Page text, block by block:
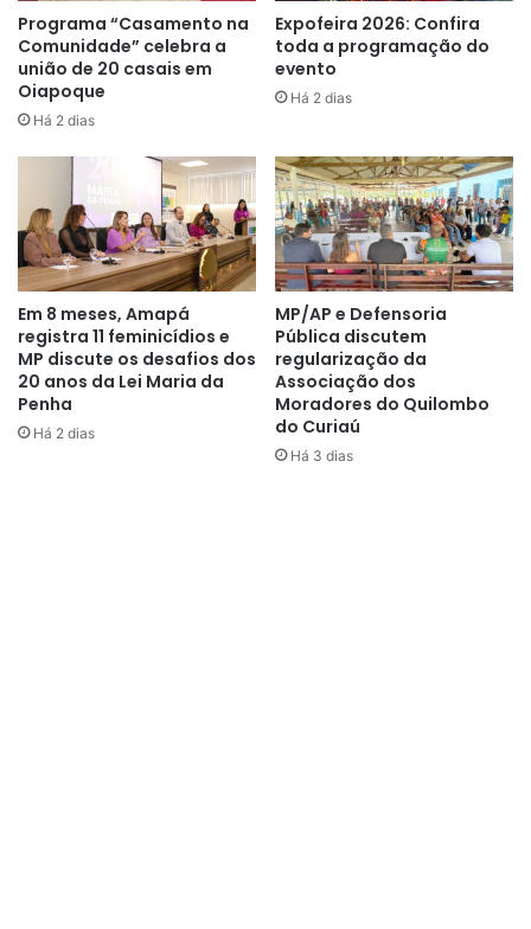
apresentar um diagnóstico com informações sobre o solo,
relevo, geologia, água e clima, fauna, flora, serviços
ecossistêmicos; socioeconomia e possibilidades uso
público.
Programa “Casamento na
Comunidade” celebra a
união de 20 casais em
Oiapoque
Há 2 dias
Expofeira 2026: Confira
toda a programação do
evento
Há 2 dias
Em 8 meses, Amapá
registra 11 feminicídios e
MP discute os desafios dos
20 anos da Lei Maria da
Penha
Há 2 dias
MP/AP e Defensoria
Pública discutem
regularização da
Associação dos
Moradores do Quilombo
do Curiaú
Há 3 dias